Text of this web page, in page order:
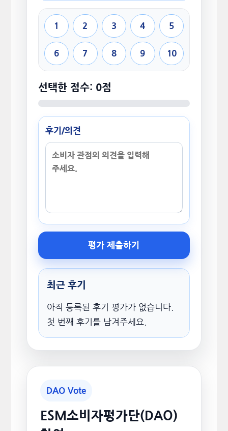
1 2 3 4 5
6 7 8 9 10
선택한 점수: 0점
후기/의견
평가 제출하기
최근 후기
아직 등록된 후기 평가가 없습니다.
첫 번째 후기를 남겨주세요.
DAO Vote
ESM소비자평가단(DAO)